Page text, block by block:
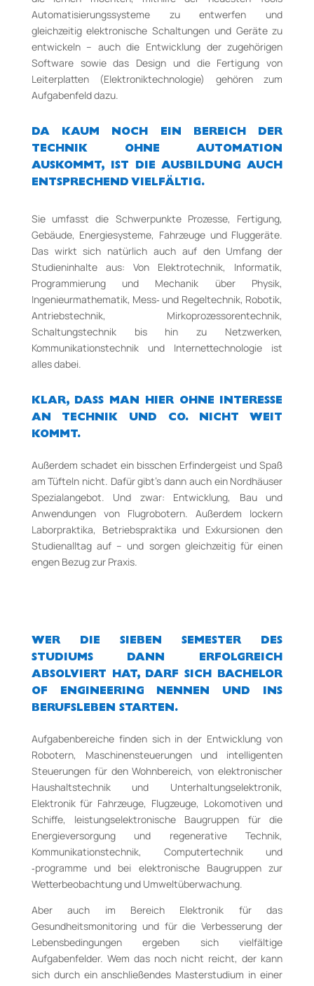
Automatisierungssysteme zu entwerfen und
gleichzeitig elektronische Schaltungen und Geräte zu
entwickeln – auch die Entwicklung der zugehörigen
Software sowie das Design und die Fertigung von
Leiterplatten (Elektroniktechnologie) gehören zum
Aufgabenfeld dazu.
DA KAUM NOCH EIN BEREICH DER
TECHNIK OHNE AUTOMATION
AUSKOMMT, IST DIE AUSBILDUNG AUCH
ENTSPRECHEND VIELFÄLTIG.
Sie umfasst die Schwerpunkte Prozesse, Fertigung,
Gebäude, Energiesysteme, Fahrzeuge und Fluggeräte.
Das wirkt sich natürlich auch auf den Umfang der
Studieninhalte aus: Von Elektrotechnik, Informatik,
Programmierung und Mechanik über Physik,
Ingenieurmathematik, Mess‐ und Regeltechnik, Robotik,
Antriebstechnik, Mirkoprozessorentechnik,
Schaltungstechnik bis hin zu Netzwerken,
Kommunikationstechnik und Internettechnologie ist
alles dabei.
KLAR, DASS MAN HIER OHNE INTERESSE
AN TECHNIK UND CO. NICHT WEIT
KOMMT.
Außerdem schadet ein bisschen Erfindergeist und Spaß
am Tüfteln nicht. Dafür gibt’s dann auch ein Nordhäuser
Spezialangebot. Und zwar: Entwicklung, Bau und
Anwendungen von Flugrobotern. Außerdem lockern
Laborpraktika, Betriebspraktika und Exkursionen den
Studienalltag auf – und sorgen gleichzeitig für einen
engen Bezug zur Praxis.
WER DIE SIEBEN SEMESTER DES
STUDIUMS DANN ERFOLGREICH
ABSOLVIERT HAT, DARF SICH BACHELOR
OF ENGINEERING NENNEN UND INS
BERUFSLEBEN STARTEN.
Aufgabenbereiche finden sich in der Entwicklung von
Robotern, Maschinensteuerungen und intelligenten
Steuerungen für den Wohnbereich, von elektronischer
Haushaltstechnik und Unterhaltungselektronik,
Elektronik für Fahrzeuge, Flugzeuge, Lokomotiven und
Schiffe, leistungselektronische Baugruppen für die
Energieversorgung und regenerative Technik,
Kommunikationstechnik, Computertechnik und
‐programme und bei elektronische Baugruppen zur
Wetterbeobachtung und Umweltüberwachung.
Aber auch im Bereich Elektronik für das
Gesundheitsmonitoring und für die Verbesserung der
Lebensbedingungen ergeben sich vielfältige
Aufgabenfelder. Wem das noch nicht reicht, der kann
sich durch ein anschließendes Masterstudium in einer